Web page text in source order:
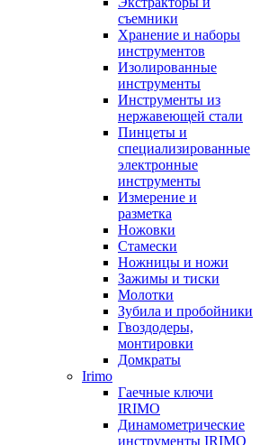
съемники
Хранение и наборы
инструментов
Изолированные
инструменты
Инструменты из
нержавеющей стали
Пинцеты и
специализированные
электронные
инструменты
Измерение и
разметка
Ножовки
Стамески
Ножницы и ножи
Зажимы и тиски
Молотки
Зубила и пробойники
Гвоздодеры,
монтировки
Домкраты
Irimo
Гаечные ключи
IRIMO
Динамометрические
инструменты IRIMO